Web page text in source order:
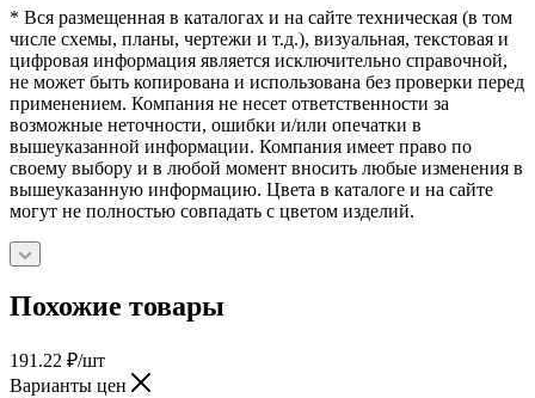
* Вся размещенная в каталогах и на сайте техническая (в том
числе схемы, планы, чертежи и т.д.), визуальная, текстовая и
цифровая информация является исключительно справочной,
не может быть копирована и использована без проверки перед
применением. Компания не несет ответственности за
возможные неточности, ошибки и/или опечатки в
вышеуказанной информации. Компания имеет право по
своему выбору и в любой момент вносить любые изменения в
вышеуказанную информацию. Цвета в каталоге и на сайте
могут не полностью совпадать с цветом изделий.
Похожие товары
191.22 ₽/шт
Варианты цен